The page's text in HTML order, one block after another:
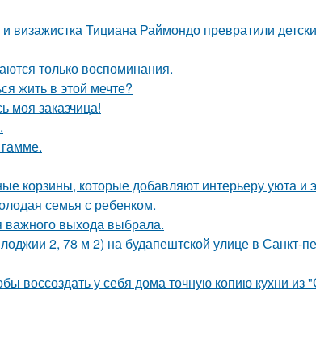
визажистка Тициана Раймондо превратили
только воспоминания.
жить в этой мечте?
моя заказчица!
корзины, которые добавляют интерьеру уюта и
семья с ребенком.
важного выхода выбрала.
2, 78 м 2) на будапештской улице в Санкт-
воссоздать у себя дома точную копию кухни из